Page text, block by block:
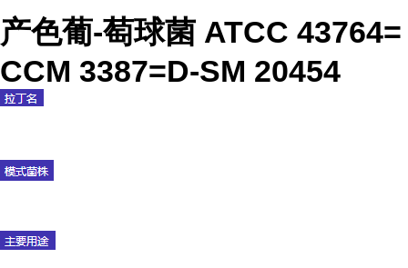
产色葡-萄球菌 ATCC 43764=
CCM 3387=D-SM 20454